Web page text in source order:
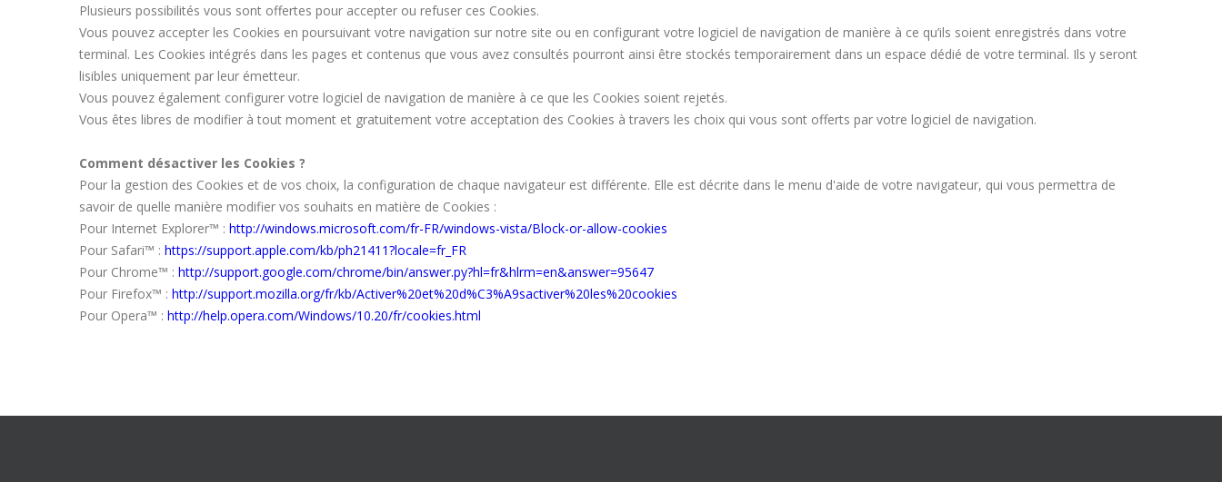
Plusieurs possibilités vous sont offertes pour accepter ou refuser ces Cookies.
Vous pouvez accepter les Cookies en poursuivant votre navigation sur notre site ou en configurant votre logiciel de navigation de manière à ce qu’ils soient enregistrés dans votre
terminal. Les Cookies intégrés dans les pages et contenus que vous avez consultés pourront ainsi être stockés temporairement dans un espace dédié de votre terminal. Ils y seront
lisibles uniquement par leur émetteur.
Vous pouvez également configurer votre logiciel de navigation de manière à ce que les Cookies soient rejetés.
Vous êtes libres de modifier à tout moment et gratuitement votre acceptation des Cookies à travers les choix qui vous sont offerts par votre logiciel de navigation.
Comment désactiver les Cookies ?
Pour la gestion des Cookies et de vos choix, la configuration de chaque navigateur est différente. Elle est décrite dans le menu d'aide de votre navigateur, qui vous permettra de
savoir de quelle manière modifier vos souhaits en matière de Cookies :
Pour Internet Explorer™ : http://windows.microsoft.com/fr-FR/windows-vista/Block-or-allow-cookies
Pour Safari™ : https://support.apple.com/kb/ph21411?locale=fr_FR
Pour Chrome™ : http://support.google.com/chrome/bin/answer.py?hl=fr&hlrm=en&answer=95647
Pour Firefox™ : http://support.mozilla.org/fr/kb/Activer%20et%20d%C3%A9sactiver%20les%20cookies
Pour Opera™ : http://help.opera.com/Windows/10.20/fr/cookies.html